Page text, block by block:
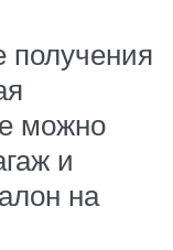
получения
можно
и
на